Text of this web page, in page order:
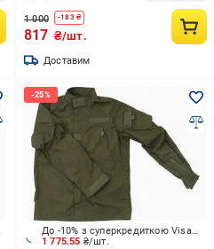
1 000 -183₴
817 ₴/шт.
Доставим
1 775.55 ₴/шт.
До -10% з суперкредиткою Visa Вигода